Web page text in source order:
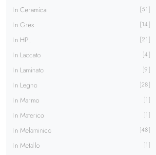
In Ceramica 51
In Gres 14
In HPL 21
In Laccato 4
In Laminato 9
In Legno 28
In Marmo 1
In Materico 1
In Melaminico 48
In Metallo 1